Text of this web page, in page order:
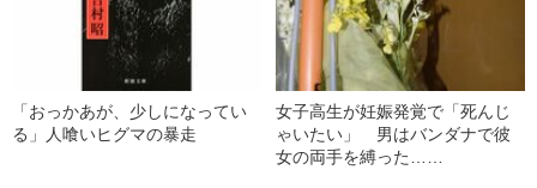
「おっかあが、少しになってい
る」人喰いヒグマの暴走
女子高生が妊娠発覚で「死んじ
ゃいたい」 男はバンダナで彼
女の両手を縛った……